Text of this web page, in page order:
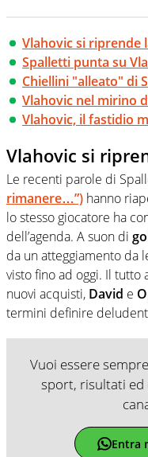
Vlahovic si riprende
Spalletti punta su
Chiellini "alleato" di
Vlahovic nel mirino
Vlahovic, il fastidio
Vlahovic si
Le recenti parole di
rimanere…”) hanno
lo stesso giocatore ha
dell’agenda. A suon di
da un atteggiamento da
visto fino ad oggi. Il
nuovi acquisti, David e
termini definire
Vuoi essere
sport, risultati ed
Entra